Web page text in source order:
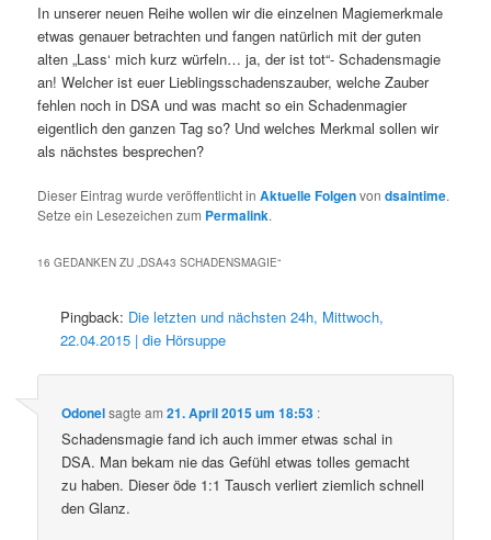
In unserer neuen Reihe wollen wir die einzelnen Magiemerkmale
etwas genauer betrachten und fangen natürlich mit der guten
alten „Lass‘ mich kurz würfeln… ja, der ist tot“- Schadensmagie
an! Welcher ist euer Lieblingsschadenszauber, welche Zauber
fehlen noch in DSA und was macht so ein Schadenmagier
eigentlich den ganzen Tag so? Und welches Merkmal sollen wir
als nächstes besprechen?
Dieser Eintrag wurde veröffentlicht inAktuelle Folgenvondsaintime.
Setze ein Lesezeichen zum Permalink.
16 GEDANKEN ZU „DSA43 SCHADENSMAGIE“
Pingback: Die letzten und nächsten 24h, Mittwoch,
22.04.2015 | die Hörsuppe
Odonelsagte am21. April 2015 um 18:53 :
Schadensmagie fand ich auch immer etwas schal in
DSA. Man bekam nie das Gefühl etwas tolles gemacht
zu haben. Dieser öde 1:1 Tausch verliert ziemlich schnell
den Glanz.